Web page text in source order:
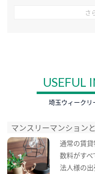
さ
USEFUL
埼玉ウィークリ
マンスリーマンション
通常の賃
数料がすべ
法人様の